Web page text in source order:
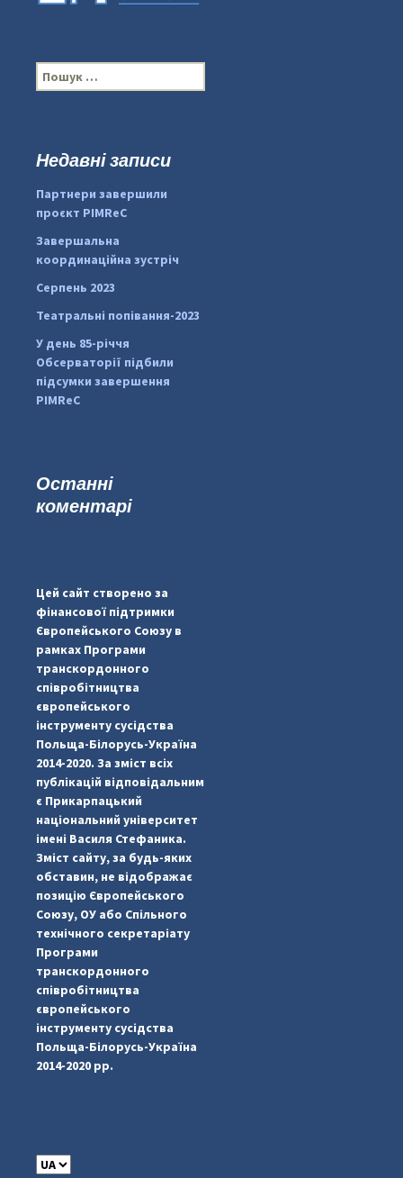
pimrec_project
#PipIvanToday
pimrec_project
П
о
:Недавні записи
Партнери завершили
проєкт PIMReC
Завершальна
координаційна зустріч
Серпень 2023
Театральні попівання-2023
У день 85-річчя
Обсерваторії підбили
підсумки завершення
PIMReC
Останні
коментарі
Цей сайт створено за
фінансової підтримки
Європейського Союзу в
рамках Програми
транскордонного
співробітництва
європейського
інструменту сусідства
Польща-Білорусь-Україна
2014-2020. За зміст всіх
публікацій відповідальним
є Прикарпацький
національний університет
імені Василя Стефаника.
Зміст сайту, за будь-яких
обставин, не відображає
позицію Європейського
Союзу, ОУ або Спільного
технічного секретаріату
Програми
транскордонного
співробітництва
європейського
інструменту сусідства
Польща-Білорусь-Україна
2014-2020 рр.
C